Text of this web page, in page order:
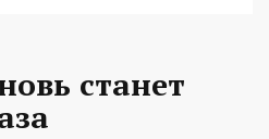
станет